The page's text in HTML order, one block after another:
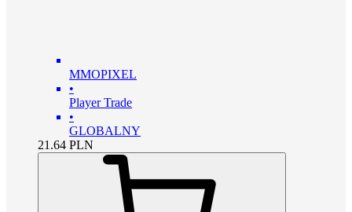
MMOPIXEL
•
Player Trade
•
GLOBALNY
21.64 PLN